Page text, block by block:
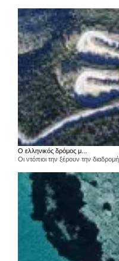
Ο ελληνικός δρόμος μ...
Οι ντόπιοι την ξέρουν την